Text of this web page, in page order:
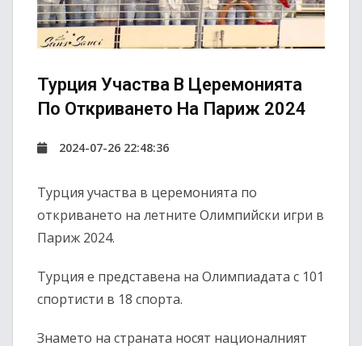
Турция Участва В Церемонията
По Откриването На Париж 2024
2024-07-26 22:48:36
Турция участва в церемонията по
откриването на летните Олимпийски игри в
Париж 2024.
Турция е представена на Олимпиадата с 101
спортисти в 18 спорта.
Знамето на страната носят националният